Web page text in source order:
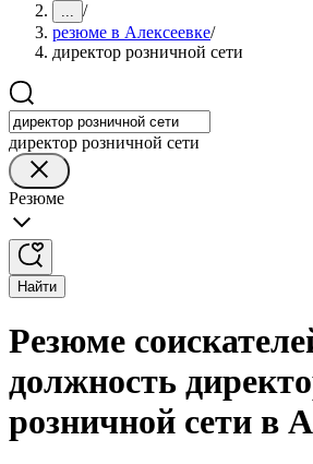
... /
резюме в Алексеевке/
директор розничной сети
директор розничной сети
Резюме
Найти
Резюме
должность
розничной сети в